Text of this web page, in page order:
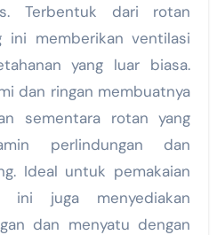
Terbentuk dari rotan
ini memberikan ventilasi
yang luar biasa.
dan ringan membuatnya
sementara rotan yang
perlindungan dan
Ideal untuk pemakaian
ini juga menyediakan
dan menyatu dengan